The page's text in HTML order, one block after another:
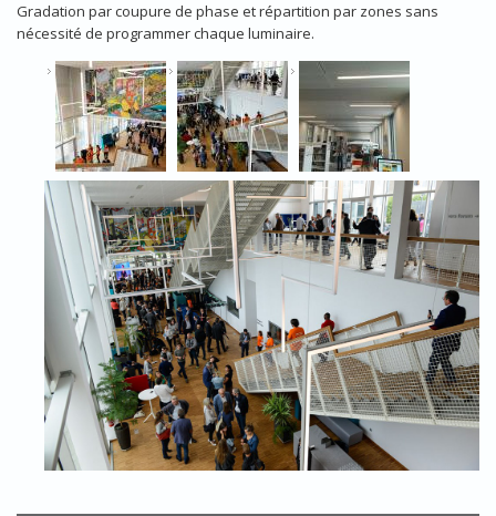
Gradation par coupure de phase et répartition par zones sans
nécessité de programmer chaque luminaire.